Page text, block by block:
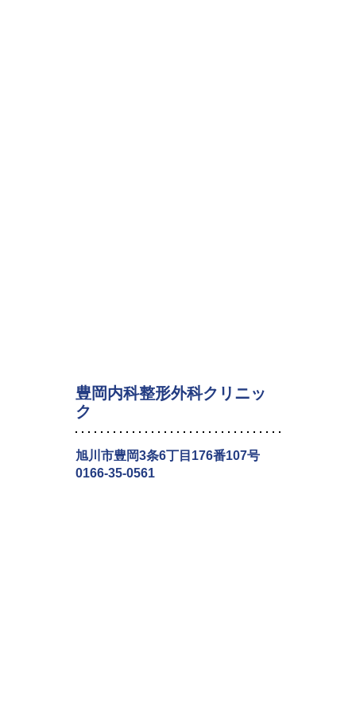
豊岡内科整形外科クリニッ
ク
旭川市豊岡3条6丁目176番107号
0166-35-0561